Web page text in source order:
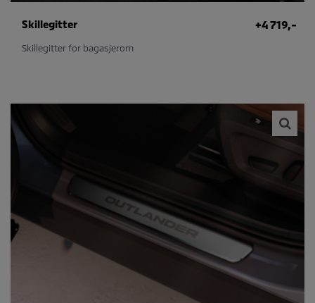
+4 719,-
Skillegitter
Skillegitter for bagasjerom